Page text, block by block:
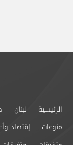
الرئيسية لبنان
منوعات
إقتصاد